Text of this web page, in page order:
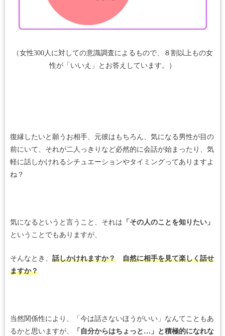
（女性300人に対しての意識調査によるもので、８割以上もの女
性が「いいえ」とお答えしています。）
復縁したいと願うお相手、元彼はもちろん、気になる男性が目の
前にいて、それが二人っきりなど必然的に会話が始まったり、気
軽に話しかけれるシチュエーションやタイミングってありますよ
ね？
気になるというと言うこと、それは 「その人のことを知りたい」
ということでもありますが、
そんなとき、 話しかけれますか？
自然に相手を見て楽しく話せ
ますか？
当然関係性により、「今は話さないほうがいい」なんてこともあ
るかと思いますが、
「自分からはちょっと…」と積極的になれな